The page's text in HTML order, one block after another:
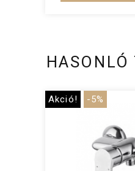
HASONLÓ
Akció! -5%